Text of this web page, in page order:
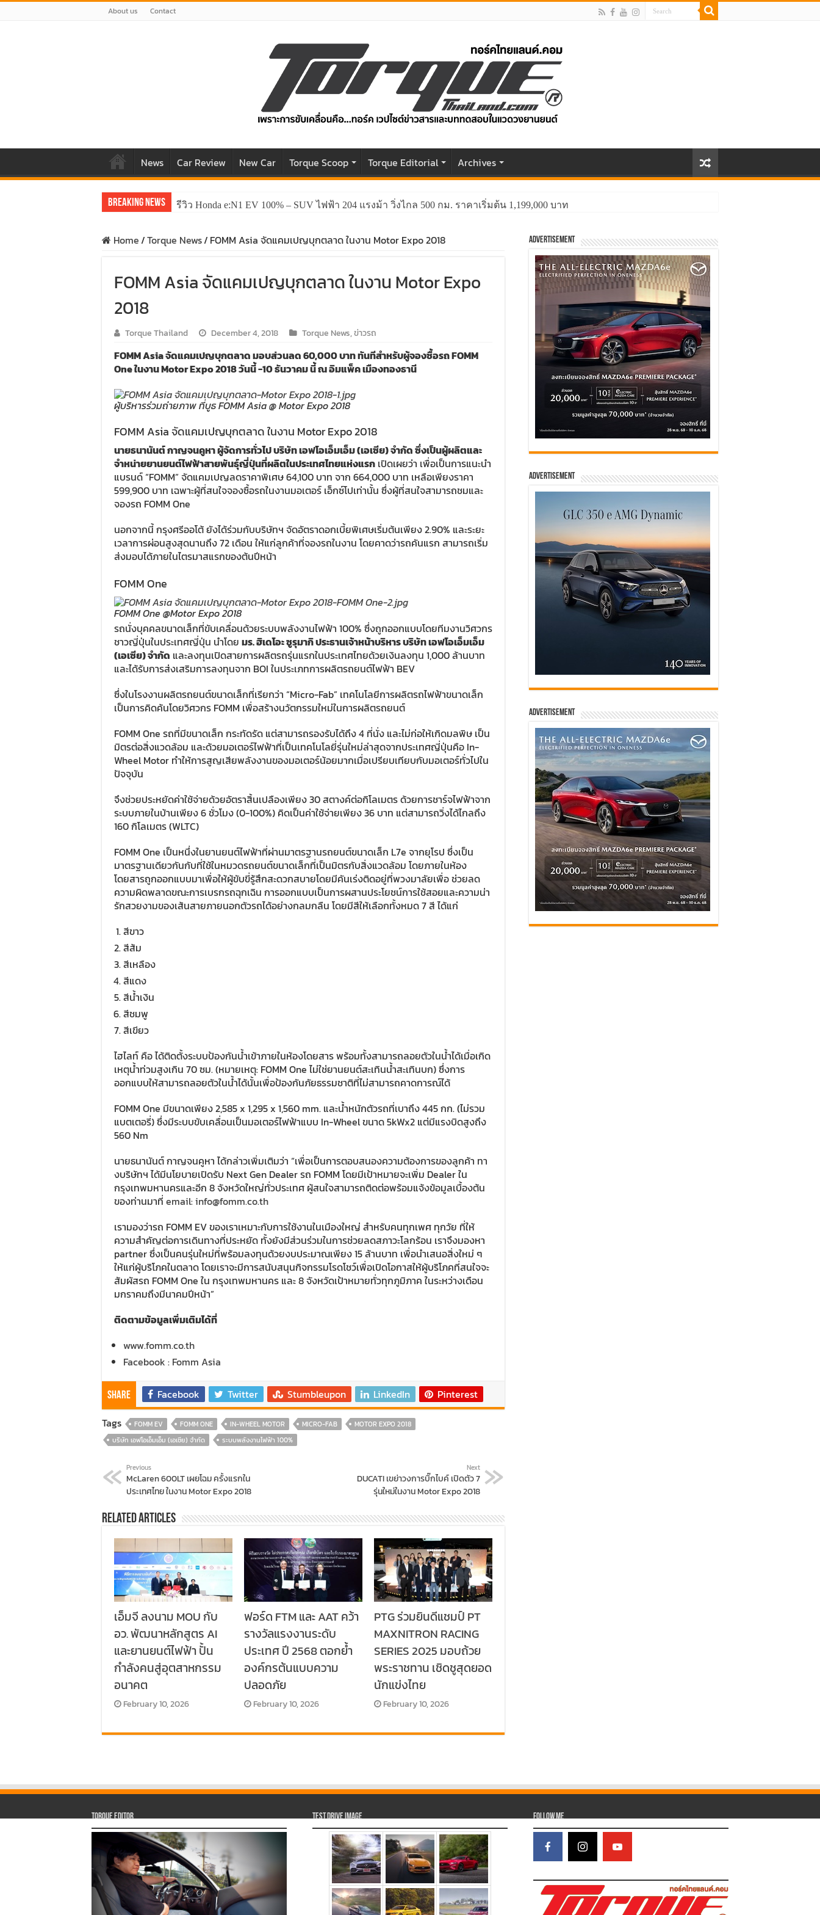
About us Contact
News Car Review New Car Torque Scoop Torque Editorial Archives
Breaking News รีวิว Honda e:N1 EV 100% – SUV ไฟฟ้า 204 แรงม้า วิ่งไกล 500 กม. ราคาเริ่มต้น 1,199,000 บาท
Home/Torque News/ FOMM Asia จัดแคมเปญบุกตลาด ในงาน Motor Expo 2018
FOMM Asia จัดแคมเปญบุกตลาด ในงาน Motor Expo
2018
Torque Thailand December 4, 2018 Torque News,ข่าวรถ
FOMM Asia จัดแคมเปญบุกตลาด มอบส่วนลด 60,000 บาท ทันทีสำหรับผู้จองซื้อรถ FOMM
One ในงาน Motor Expo 2018 วันนี้ -10 ธันวาคม นี้ ณ อิมแพ็ค เมืองทองธานี
ผู้บริหารร่วมถ่ายภาพ ที่บูธ FOMM Asia @ Motor Expo 2018
FOMM Asia จัดแคมเปญบุกตลาด ในงาน Motor Expo 2018
นายธนานันต์ กาญจนคูหา ผู้จัดการทั่วไป บริษัท เอฟโอเอ็มเอ็ม (เอเซีย) จำกัด ซึ่งเป็นผู้ผลิตและ
จำหน่ายยานยนต์ไฟฟ้าสายพันธุ์ญี่ปุ่นที่ผลิตในประเทศไทยแห่งแรก เปิดเผยว่า เพื่อเป็นการแนะนำ
แบรนด์ “FOMM” จัดแคมเปญลดราคาพิเศษ 64,100 บาท จาก 664,000 บาท เหลือเพียงราคา
599,900 บาท เฉพาะผู้ที่สนใจจองซื้อรถในงานมอเตอร์ เอ็กซ์โปเท่านั้น ซึ่งผู้ที่สนใจสามารถชมและ
จองรถ FOMM One
นอกจากนี้ กรุงศรีออโต้ ยังได้ร่วมกับบริษัทฯ จัดอัตราดอกเบี้ยพิเศษเริ่มต้นเพียง 2.90% และระยะ
เวลาการผ่อนสูงสุดนานถึง 72 เดือน ให้แก่ลูกค้าที่จองรถในงาน โดยคาดว่ารถคันแรก สามารถเริ่ม
ส่งมอบได้ภายในไตรมาสแรกของต้นปีหน้า
FOMM One
FOMM One @Motor Expo 2018
รถนั่งบุคคลขนาดเล็กที่ขับเคลื่อนด้วยระบบพลังงานไฟฟ้า 100% ซึ่งถูกออกแบบโดยทีมงานวิศวกร
ชาวญี่ปุ่นในประเทศญี่ปุ่น นำโดย มร. ฮิเดโอะ ซูรุมากิ ประธานเจ้าหน้าบริหาร บริษัท เอฟโอเอ็มเอ็ม
(เอเซีย) จำกัด และลงทุนเปิดสายการผลิตรถรุ่นแรกในประเทศไทยด้วยเงินลงทุน 1,000 ล้านบาท
และได้รับการส่งเสริมการลงทุนจาก BOI ในประเภทการผลิตรถยนต์ไฟฟ้า BEV
ซึ่งในโรงงานผลิตรถยนต์ขนาดเล็กที่เรียกว่า “Micro-Fab” เทคโนโลยีการผลิตรถไฟฟ้าขนาดเล็ก
เป็นการคิดค้นโดยวิศวกร FOMM เพื่อสร้างนวัตกรรมใหม่ในการผลิตรถยนต์
FOMM One รถที่มีขนาดเล็ก กระทัดรัด แต่สามารถรองรับได้ถึง 4 ที่นั่ง และไม่ก่อให้เกิดมลพิษ เป็น
มิตรต่อสิ่งแวดล้อม และด้วยมอเตอร์ไฟฟ้าที่เป็นเทคโนโลยี่รุ่นใหม่ล่าสุดจากประเทศญี่ปุ่นคือ In-
Wheel Motor ทำให้การสูญเสียพลังงานของมอเตอร์น้อยมากเมื่อเปรียบเทียบกับมอเตอร์ทั่วไปใน
ปัจจุบัน
จึงช่วยประหยัดค่าใช้จ่ายด้วยอัตราสิ้นเปลืองเพียง 30 สตางค์ต่อกิโลเมตร ด้วยการชาร์จไฟฟ้าจาก
ระบบภายในบ้านเพียง 6 ชั่วโมง (0-100%) คิดเป็นค่าใช้จ่ายเพียง 36 บาท แต่สามารถวิ่งได้ไกลถึง
160 กิโลเมตร (WLTC)
FOMM One เป็นหนึ่งในยานยนต์ไฟฟ้าที่ผ่านมาตรฐานรถยนต์ขนาดเล็ก L7e จากยุโรป ซึ่งเป็น
มาตรฐานเดียวกันกับที่ใช้ในหมวดรถยนต์ขนาดเล็กที่เป็นมิตรกับสิ่งแวดล้อม โดยภายในห้อง
โดยสารถูกออกแบบมาเพื่อให้ผู้ขับขี่รู้สึกสะดวกสบายโดยมีคันเร่งติดอยู่ที่พวงมาลัยเพื่อ ช่วยลด
ความผิดพลาดขณะการเบรกรถฉุกเฉิน การออกแบบเป็นการผสานประโยชน์การใช้สอยและความน่า
รักสวยงามของเส้นสายภายนอกตัวรถได้อย่างกลมกลืน โดยมีสีให้เลือกทั้งหมด 7 สี ได้แก่
สีขาว
สีส้ม
สีเหลือง
สีแดง
สีน้ำเงิน
สีชมพู
สีเขียว
ไฮไลท์ คือ ได้ติดตั้งระบบป้องกันน้ำเข้าภายในห้องโดยสาร พร้อมทั้งสามารถลอยตัวในน้ำได้เมื่อเกิด
เหตุน้ำท่วมสูงเกิน 70 ซม. (หมายเหตุ: FOMM One ไม่ใช่ยานยนต์สะเทินน้ำสะเทินบก) ซึ่งการ
ออกแบบให้สามารถลอยตัวในน้ำได้นั้นเพื่อป้องกันภัยธรรมชาติที่ไม่สามารถคาดการณ์ได้
FOMM One มีขนาดเพียง 2,585 x 1,295 x 1,560 mm. และน้ำหนักตัวรถที่เบาถึง 445 กก. (ไม่รวม
แบตเตอรี่) ซึ่งมีระบบขับเคลื่อนเป็นมอเตอร์ไฟฟ้าแบบ In-Wheel ขนาด 5kWx2 แต่มีแรงบิดสูงถึง
560 Nm
นายธนานันต์ กาญจนคูหา ได้กล่าวเพิ่มเติมว่า “เพื่อเป็นการตอบสนองความต้องการของลูกค้า ทา
งบริษัทฯ ได้มีนโยบายเปิดรับ Next Gen Dealer รถ FOMM โดยมีเป้าหมายจะเพิ่ม Dealer ใน
กรุงเทพมหานครและอีก 8 จังหวัดใหญ่ทั่วประเทศ ผู้สนใจสามารถติดต่อพร้อมแจ้งข้อมูลเบื้องต้น
ของท่านมาที่ email: info@fomm.co.th
เรามองว่ารถ FOMM EV ของเราเหมาะกับการใช้งานในเมืองใหญ่ สำหรับคนทุกเพศ ทุกวัย ที่ให้
ความสำคัญต่อการเดินทางที่ประหยัด ทั้งยังมีส่วนร่วมในการช่วยลดสภาวะโลกร้อน เราจึงมองหา
partner ซึ่งเป็นคนรุ่นใหม่ที่พร้อมลงทุนด้วยงบประมาณเพียง 15 ล้านบาท เพื่อนำเสนอสิ่งใหม่ ๆ
ให้แก่ผู้บริโภคในตลาด โดยเราจะมีการสนับสนุนกิจกรรมโรดโชว์เพื่อเปิดโอกาสให้ผู้บริโภคที่สนใจจะ
สัมผัสรถ FOMM One ใน กรุงเทพมหานคร และ 8 จังหวัดเป้าหมายทั่วทุกภูมิภาค ในระหว่างเดือน
มกราคมถึงมีนาคมปีหน้า”
ติดตามข้อมูลเพิ่มเติมได้ที่
www.fomm.co.th
Facebook : Fomm Asia
Share Facebook Twitter Stumbleupon LinkedIn
Pinterest
Tags
FOMM EV FOMM ONE IN-WHEEL MOTOR MICRO-FAB
MOTOR EXPO 2018
บริษัท เอฟโอเอ็มเอ็ม (เอเชีย) จำกัด
ระบบพลังงานไฟฟ้า 100%
Previous
McLaren 600LT เผยโฉม ครั้งแรกใน
ประเทศไทย ในงาน Motor Expo 2018
Next
DUCATI เขย่าวงการบิ๊กไบค์ เปิดตัว 7
รุ่นใหม่ในงาน Motor Expo 2018
Related Articles
เอ็มจี ลงนาม MOU กับ
อว. พัฒนาหลักสูตร AI
และยานยนต์ไฟฟ้า ปั้น
กำลังคนสู่อุตสาหกรรม
อนาคต
February 10, 2026
ฟอร์ด FTM และ AAT คว้า
รางวัลแรงงานระดับ
ประเทศ ปี 2568 ตอกย้ำ
องค์กรต้นแบบความ
ปลอดภัย
February 10, 2026
PTG ร่วมยินดีแชมป์ PT
MAXNITRON RACING
SERIES 2025 มอบถ้วย
พระราชทาน เชิดชูสุดยอด
นักแข่งไทย
February 10, 2026
Advertisement
Advertisement
Advertisement
Torque Editor Test Drive Image Follow Me